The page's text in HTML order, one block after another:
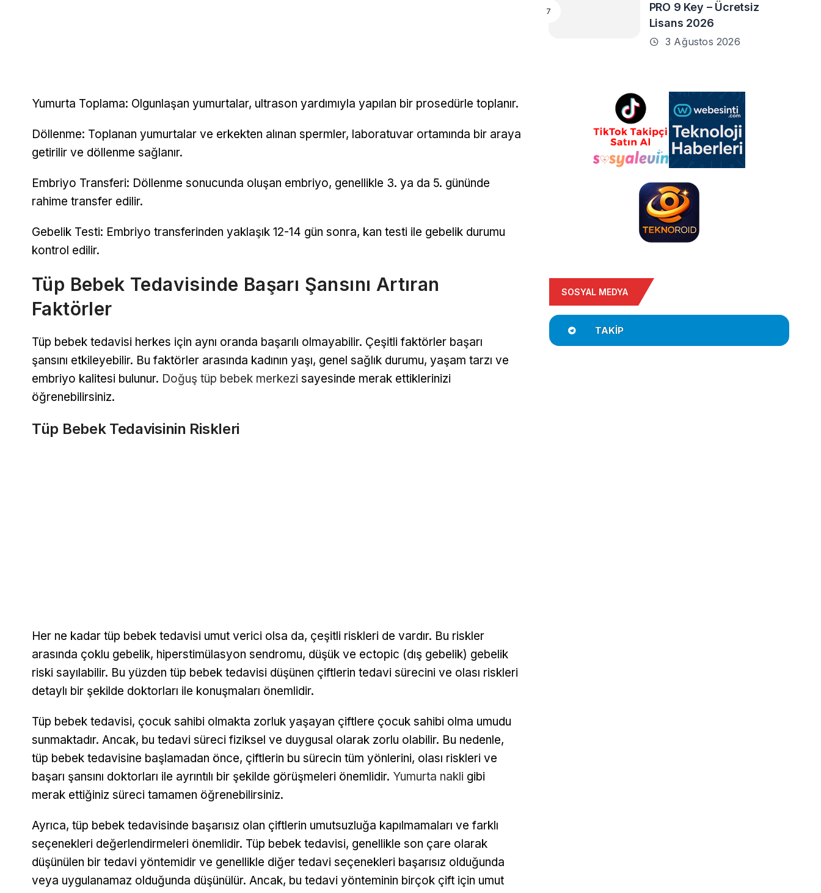
Yumurta Toplama: Olgunlaşan yumurtalar, ultrason yardımıyla yapılan bir prosedürle toplanır.
Döllenme: Toplanan yumurtalar ve erkekten alınan spermler, laboratuvar ortamında bir araya
getirilir ve döllenme sağlanır.
Embriyo Transferi: Döllenme sonucunda oluşan embriyo, genellikle 3. ya da 5. gününde
rahime transfer edilir.
Gebelik Testi: Embriyo transferinden yaklaşık 12-14 gün sonra, kan testi ile gebelik durumu
kontrol edilir.
Tüp Bebek Tedavisinde Başarı Şansını Artıran
Faktörler
Tüp bebek tedavisi herkes için aynı oranda başarılı olmayabilir. Çeşitli faktörler başarı
şansını etkileyebilir. Bu faktörler arasında kadının yaşı, genel sağlık durumu, yaşam tarzı ve
embriyo kalitesi bulunur. Doğuş tüp bebek merkezi sayesinde merak ettiklerinizi
öğrenebilirsiniz.
Tüp Bebek Tedavisinin Riskleri
Her ne kadar tüp bebek tedavisi umut verici olsa da, çeşitli riskleri de vardır. Bu riskler
arasında çoklu gebelik, hiperstimülasyon sendromu, düşük ve ectopic (dış gebelik) gebelik
riski sayılabilir. Bu yüzden tüp bebek tedavisi düşünen çiftlerin tedavi sürecini ve olası riskleri
detaylı bir şekilde doktorları ile konuşmaları önemlidir.
Tüp bebek tedavisi, çocuk sahibi olmakta zorluk yaşayan çiftlere çocuk sahibi olma umudu
sunmaktadır. Ancak, bu tedavi süreci fiziksel ve duygusal olarak zorlu olabilir. Bu nedenle,
tüp bebek tedavisine başlamadan önce, çiftlerin bu sürecin tüm yönlerini, olası riskleri ve
başarı şansını doktorları ile ayrıntılı bir şekilde görüşmeleri önemlidir. Yumurta nakli gibi
merak ettiğiniz süreci tamamen öğrenebilirsiniz.
Ayrıca, tüp bebek tedavisinde başarısız olan çiftlerin umutsuzluğa kapılmamaları ve farklı
seçenekleri değerlendirmeleri önemlidir. Tüp bebek tedavisi, genellikle son çare olarak
düşünülen bir tedavi yöntemidir ve genellikle diğer tedavi seçenekleri başarısız olduğunda
veya uygulanamaz olduğunda düşünülür. Ancak, bu tedavi yönteminin birçok çift için umut
PRO 9 Key – Ücretsiz
Lisans 2026
3 Ağustos 2026
SOSYAL MEDYA
TAKIP